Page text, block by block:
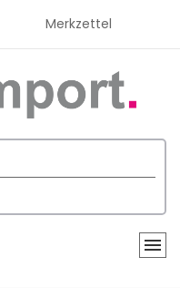
Merkzettel